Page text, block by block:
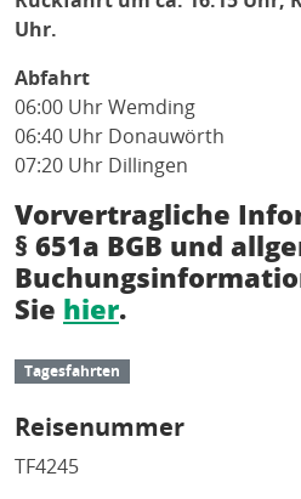
Uhr.
Abfahrt
06:00 Uhr Wemding
06:40 Uhr Donauwörth
07:20 Uhr Dillingen
Vorvertragliche
§ 651a BGB und
Sie hier.
Tagesfahrten
Reisenummer
TF4245